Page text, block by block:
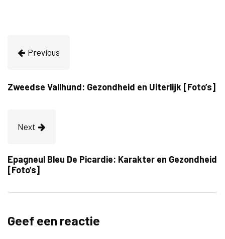
Previous
Zweedse Vallhund: Gezondheid en Uiterlijk [Foto’s]
Next
Epagneul Bleu De Picardie: Karakter en Gezondheid
[Foto’s]
Geef een reactie